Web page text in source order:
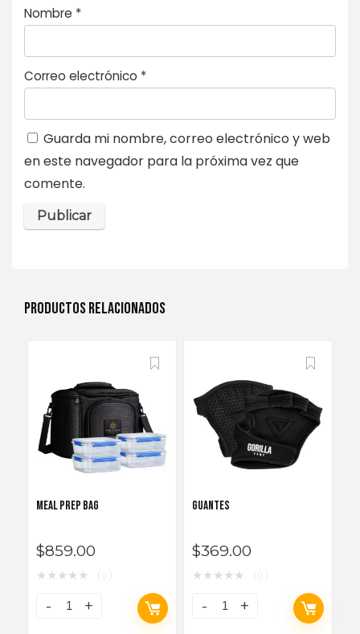
Nombre *
Correo electrónico *
Guarda mi nombre, correo electrónico y web
en este navegador para la próxima vez que
comente.
PRODUCTOS RELACIONADOS
MEAL PREP BAG
$859.00
★★★★★
GUANTES
$369.00
★★★★★